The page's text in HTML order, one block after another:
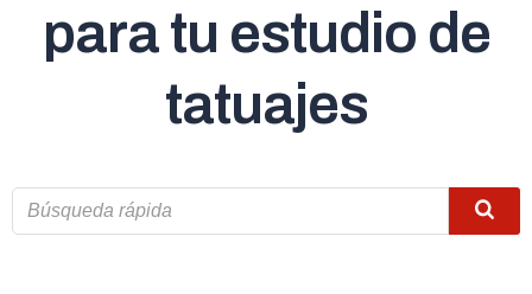
para tu estudio de
tatuajes